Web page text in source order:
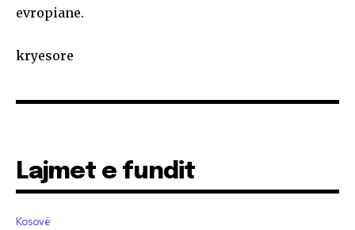
evropiane.
kryesore
Lajmet e fundit
Kosovë